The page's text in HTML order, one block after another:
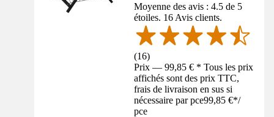
Moyenne des avis : 4.5 de 5
étoiles. 16 Avis clients.
(16)
Prix — 99,85 € * Tous les prix
affichés sont des prix TTC,
frais de livraison en sus si
nécessaire par pce99,85 €*/
pce